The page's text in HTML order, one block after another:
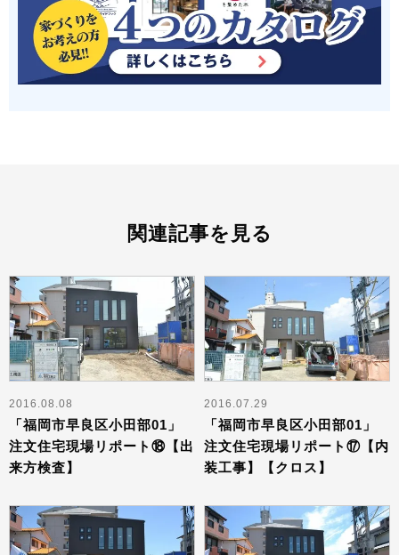
関連記事を見る
2016.08.08
「福岡市早良区小田部01」
注文住宅現場リポート⑱【出
来方検査】
2016.07.29
「福岡市早良区小田部01」
注文住宅現場リポート⑰【内
装工事】【クロス】